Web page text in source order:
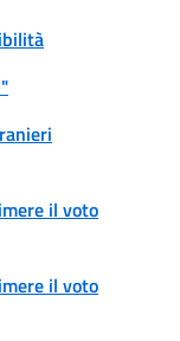
il voto
il voto